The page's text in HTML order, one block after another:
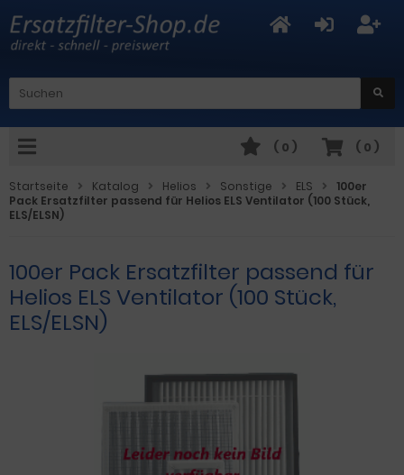
( 0 )
( 0 )
Startseite Katalog Helios Sonstige ELS
100er
Pack Ersatzfilter passend für Helios ELS Ventilator (100 Stück,
ELS/ELSN)
100er Pack Ersatzfilter passend für
Helios ELS Ventilator (100 Stück,
ELS/ELSN)